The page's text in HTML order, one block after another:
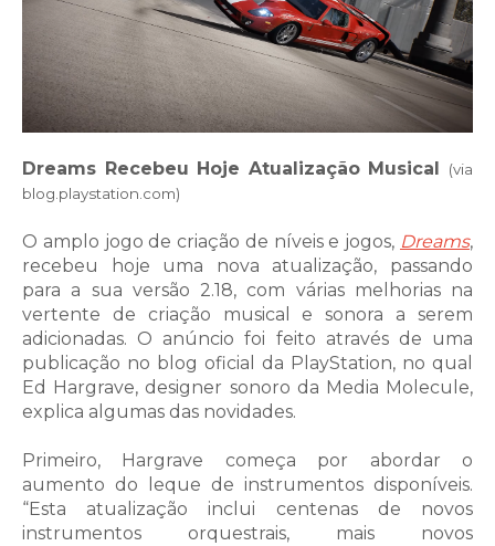
Dreams Recebeu Hoje Atualização Musical
(via
blog.playstation.com)
O amplo jogo de criação de níveis e jogos, Dreams,
recebeu hoje uma nova atualização, passando
para a sua versão 2.18, com várias melhorias na
vertente de criação musical e sonora a serem
adicionadas. O anúncio foi feito através de uma
publicação no blog oficial da PlayStation, no qual
Ed Hargrave, designer sonoro da Media Molecule,
explica algumas das novidades.
Primeiro, Hargrave começa por abordar o
aumento do leque de instrumentos disponíveis.
“Esta atualização inclui centenas de novos
instrumentos orquestrais, mais novos